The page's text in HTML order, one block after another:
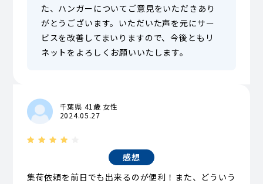
た、ハンガーについてご意見をいただきあり
がとうございます。いただいた声を元にサー
ビスを改善してまいりますので、今後ともリ
ネットをよろしくお願いいたします。
千葉県 41歳 女性
2024.05.27
感想
集荷依頼を前日でも出来るのが便利！また、どういう